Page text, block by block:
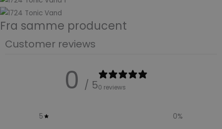
Fra samme producent
Customer reviews
0 / 50 reviews
5 0%